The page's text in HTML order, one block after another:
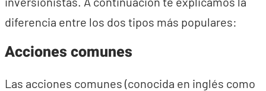
diferencia entre los dos tipos más populares:
Acciones comunes
Las acciones comunes (conocida en inglés como